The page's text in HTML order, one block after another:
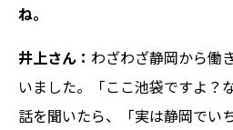
ね。
井上さん： わざわざ静岡から働
いました。「ここ池袋ですよ？
話を聞いたら、「実は静岡でい